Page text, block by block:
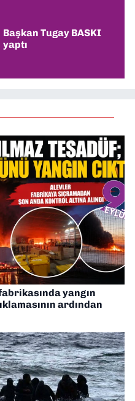
Başkan Tugay BASKI
yaptı
yangın
ardından